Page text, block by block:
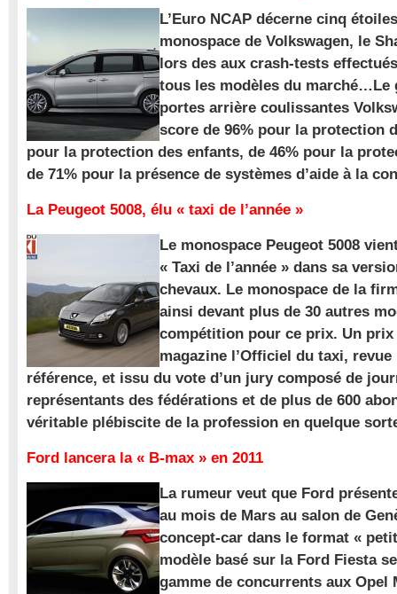
L’Euro NCAP décerne cinq
monospace de Volkswagen, le
lors des aux crash-tests
tous les modèles du marché…Le
portes arrière coulissantes
score de 96% pour la protection
pour la protection des enfants, de 46% pour la
de 71% pour la présence de systèmes d’aide à la
La Peugeot 5008, élu « taxi de l’année »
Le monospace Peugeot 5008
« Taxi de l’année » dans sa
chevaux. Le monospace de la
ainsi devant plus de 30 autres
compétition pour ce prix. Un
magazine l’Officiel du taxi,
référence, et issu du vote d’un jury composé de
représentants des fédérations et de plus de 600
véritable plébiscite de la profession en quelque
Ford lancera la « B-max » en 2011
La rumeur veut que Ford
au mois de Mars au salon de
concept-car dans le format «
modèle basé sur la Ford Fiesta
gamme de concurrents aux Opel